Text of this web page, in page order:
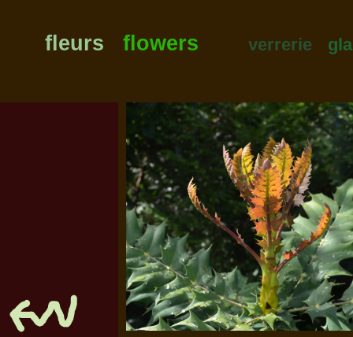
fleurs flowers verrerie